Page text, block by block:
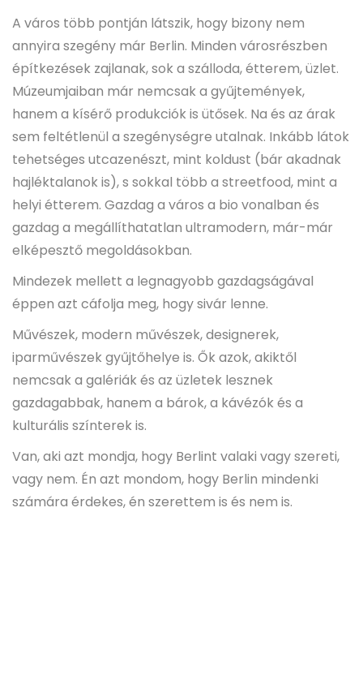
A város több pontján látszik, hogy bizony nem
annyira szegény már Berlin. Minden városrészben
építkezések zajlanak, sok a szálloda, étterem, üzlet.
Múzeumjaiban már nemcsak a gyűjtemények,
hanem a kísérő produkciók is ütősek. Na és az árak
sem feltétlenül a szegénységre utalnak. Inkább látok
tehetséges utcazenészt, mint koldust (bár akadnak
hajléktalanok is), s sokkal több a streetfood, mint a
helyi étterem. Gazdag a város a bio vonalban és
gazdag a megállíthatatlan ultramodern, már-már
elképesztő megoldásokban.
Mindezek mellett a legnagyobb gazdagságával
éppen azt cáfolja meg, hogy sivár lenne.
Művészek, modern művészek, designerek,
iparművészek gyűjtőhelye is. Ők azok, akiktől
nemcsak a galériák és az üzletek lesznek
gazdagabbak, hanem a bárok, a kávézók és a
kulturális színterek is.
Van, aki azt mondja, hogy Berlint valaki vagy szereti,
vagy nem. Én azt mondom, hogy Berlin mindenki
számára érdekes, én szerettem is és nem is.